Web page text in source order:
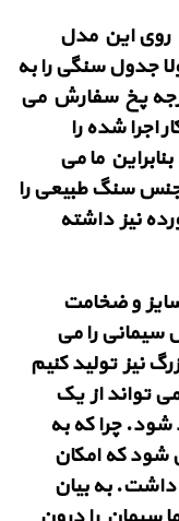
روی این مدل
جدول سنگی را به
ابزار 45 درجه پخ سفارش می
اجرا شده را
ما می
سنگ طبیعی را
نیز داشته
و ضخامت
سیمانی را می
نیز تولید کنیم
تواند از یک
شود. چرا که به
که امکان
به بیان